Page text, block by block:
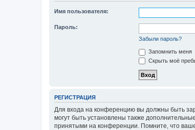
Имя пользователя:
Пароль:
Забыли пароль?
Запомнить меня
Скрыть моё
РЕГИСТРАЦИЯ
Для входа на конференцию вы должны быть
могут быть установлены также
принятыми на конференции. Помните, что